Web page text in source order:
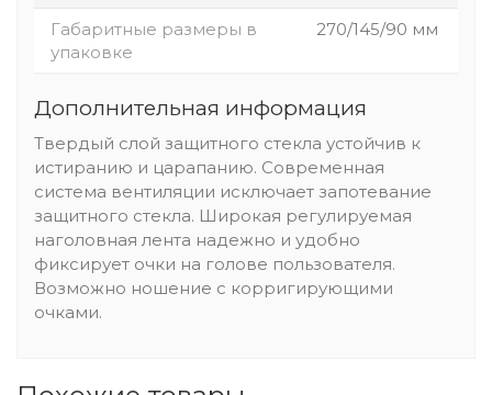
Габаритные размеры в
упаковке
270/145/90 мм
Дополнительная информация
Твердый слой защитного стекла устойчив к
истиранию и царапанию. Современная
система вентиляции исключает запотевание
защитного стекла. Широкая регулируемая
наголовная лента надежно и удобно
фиксирует очки на голове пользователя.
Возможно ношение с корригирующими
очками.